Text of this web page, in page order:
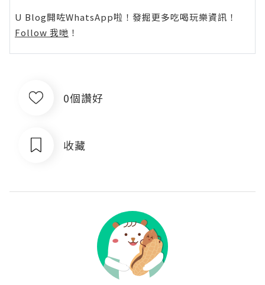
U Blog開咗WhatsApp啦！發掘更多吃喝玩樂資訊！
Follow 我哋 ！
0個讚好
收藏